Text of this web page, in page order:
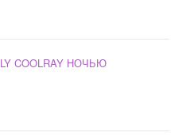
COOLRAY НОЧЬЮ